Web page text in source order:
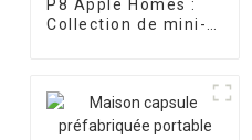
P8 Apple Homes :
Collection de mini-